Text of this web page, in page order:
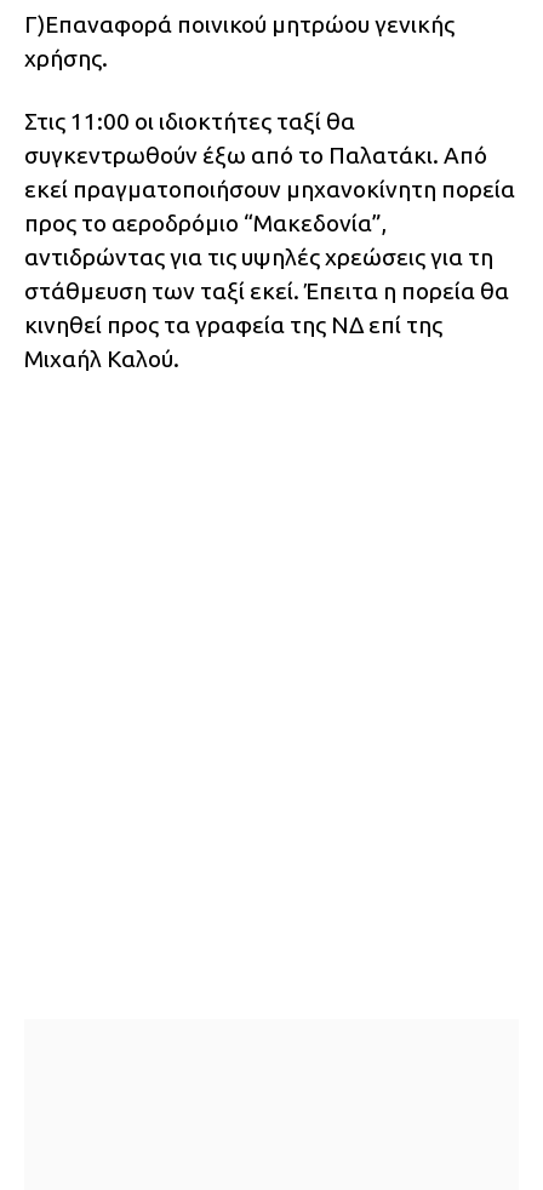
Γ)Επαναφορά ποινικού μητρώου γενικής
χρήσης.
Στις 11:00 οι ιδιοκτήτες ταξί θα
συγκεντρωθούν έξω από το Παλατάκι. Από
εκεί πραγματοποιήσουν μηχανοκίνητη πορεία
προς το αεροδρόμιο “Μακεδονία”,
αντιδρώντας για τις υψηλές χρεώσεις για τη
στάθμευση των ταξί εκεί. Έπειτα η πορεία θα
κινηθεί προς τα γραφεία της ΝΔ επί της
Μιχαήλ Καλού.